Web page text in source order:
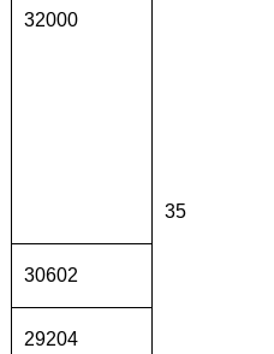
32000
35
30602
29204